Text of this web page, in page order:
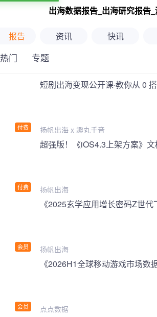
出海数据报告_出海研究报告
报告 资讯 快讯
热门 专题
付费
短剧出海变现公开课·教你从 0
扬帆出海 x 趣丸千音
付费 扬帆出海
会员
《2025玄学应用增长密码Z世
扬帆出海
会员
《2026H1全球移动游戏市场数
点点数据